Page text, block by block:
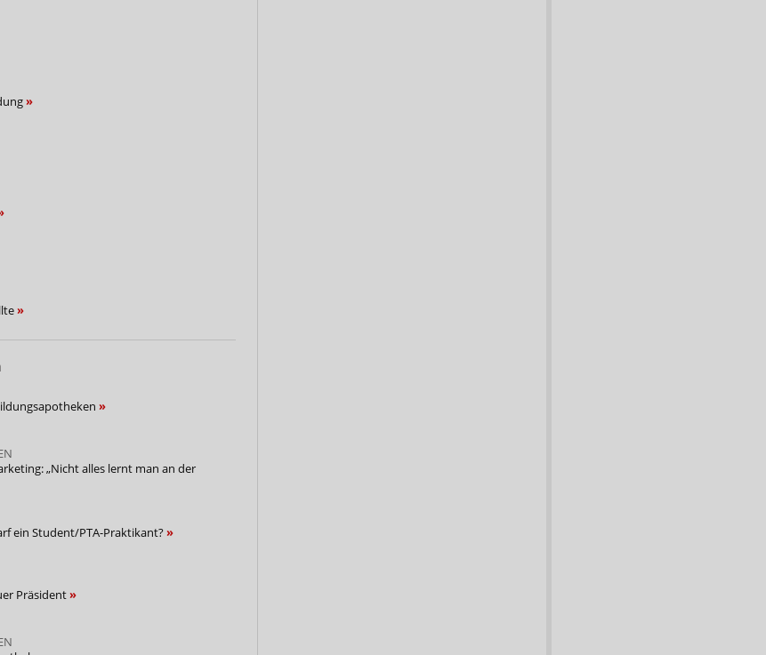
„Nicht alles lernt man an der
ein Student/PTA-Praktikant?
Präsident